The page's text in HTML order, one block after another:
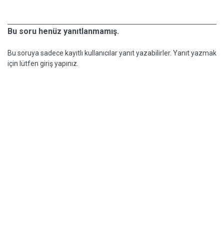
Bu soru henüz yanıtlanmamış.
Bu soruya sadece kayıtlı kullanıcılar yanıt yazabilirler. Yanıt yazmak
için lütfen giriş yapınız.